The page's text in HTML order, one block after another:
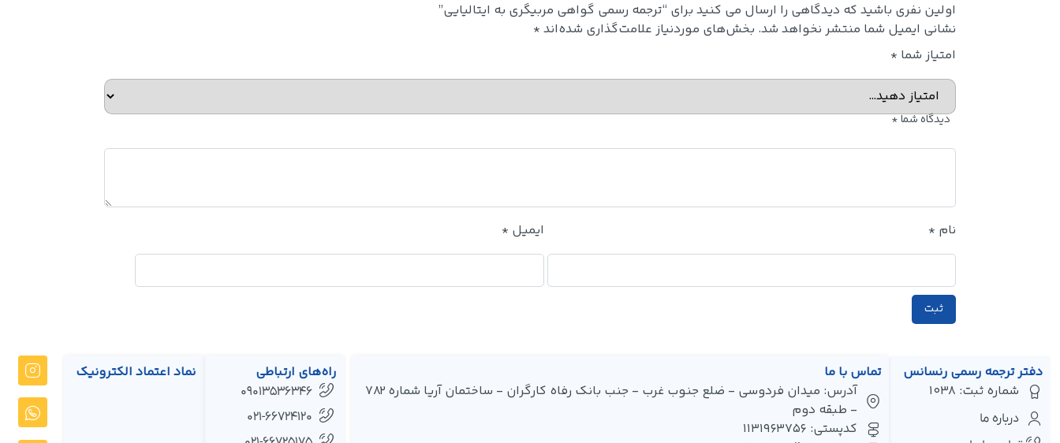
اولین نفری باشید که دیدگاهی را ارسال می کنید برای “ترجمه رسمی گواهی مربیگری به ایتالیایی”
نشانی ایمیل شما منتشر نخواهد شد. بخش‌های موردنیاز علامت‌گذاری شده‌اند *
امتیاز شما *
دیدگاه شما*
نام * ایمیل *
دفتر ترجمه رسمی رنسانس
شماره ثبت: 1038
درباره ما
تماس با ما
آدرس: میدان فردوسی - ضلع جنوب غرب - جنب بانک رفاه کارگران - ساختمان آریا شماره 782
- طبقه دوم
کدپستی: 1131963756
راه‌های ارتباطی
09013536346
021-66724120
نماد اعتماد الکترونیک